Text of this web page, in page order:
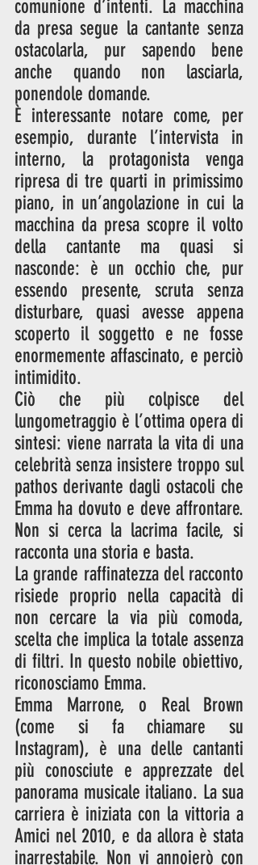
comunione d’intenti. La macchina
da presa segue la cantante senza
ostacolarla, pur sapendo bene
anche quando non lasciarla,
ponendole domande.
È interessante notare come, per
esempio, durante l’intervista in
interno, la protagonista venga
ripresa di tre quarti in primissimo
piano, in un’angolazione in cui la
macchina da presa scopre il volto
della cantante ma quasi si
nasconde: è un occhio che, pur
essendo presente, scruta senza
disturbare, quasi avesse appena
scoperto il soggetto e ne fosse
enormemente affascinato, e perciò
intimidito.
Ciò che più colpisce del
lungometraggio è l’ottima opera di
sintesi: viene narrata la vita di una
celebrità senza insistere troppo sul
pathos derivante dagli ostacoli che
Emma ha dovuto e deve affrontare.
Non si cerca la lacrima facile, si
racconta una storia e basta.
La grande raffinatezza del racconto
risiede proprio nella capacità di
non cercare la via più comoda,
scelta che implica la totale assenza
di filtri. In questo nobile obiettivo,
riconosciamo Emma.
Emma Marrone, o Real Brown
(come si fa chiamare su
Instagram), è una delle cantanti
più conosciute e apprezzate del
panorama musicale italiano. La sua
carriera è iniziata con la vittoria a
Amici nel 2010, e da allora è stata
inarrestabile. Non vi annoierò con